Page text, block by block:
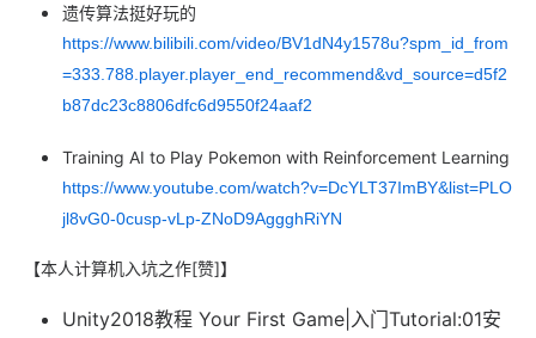
遗传算法挺好玩的
https://www.bilibili.com/video/BV1dN4y1578u?spm_id_from
=333.788.player.player_end_recommend&vd_source=d5f2
b87dc23c8806dfc6d9550f24aaf2
Training AI to Play Pokemon with Reinforcement Learning
https://www.youtube.com/watch?v=DcYLT37ImBY&list=PLO
jl8vG0-0cusp-vLp-ZNoD9AggghRiYN
【本人计算机入坑之作[赞]】
Unity2018教程 Your First Game|入门Tutorial:01安